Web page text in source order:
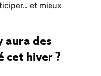
et mieux
aura des
cet hiver ?